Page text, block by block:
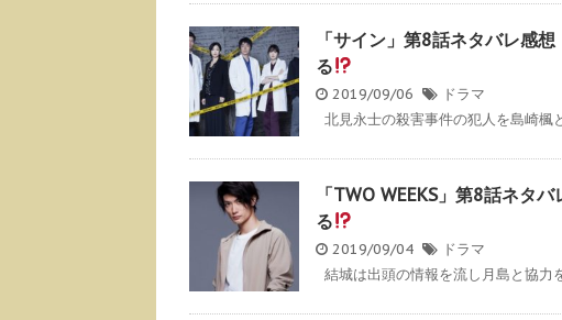
「サイン」第8話ネタバレ感
る
2019/09/06
ドラマ
北見永士の殺害事件の犯人を島崎楓
「TWO WEEKS」第8話ネタ
る
2019/09/04
ドラマ
結城は出頭の情報を流し月島と協力